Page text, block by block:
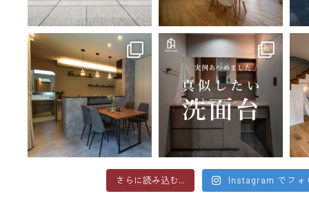
さらに読み込む... Instagram でフォ